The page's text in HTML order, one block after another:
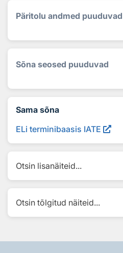
Päritolu andmed puuduvad
Sõna seosed puuduvad
Sama sõna
ELi terminibaasis IATE
Otsin lisanäiteid...
Otsin tõlgitud näiteid...